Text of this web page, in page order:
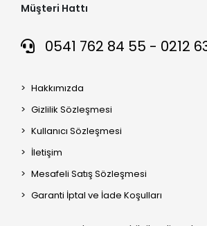
Müşteri Hattı
0541 762 84 55 - 0212
Hakkımızda
Gizlilik Sözleşmesi
Kullanıcı Sözleşmesi
İletişim
Mesafeli Satış Sözleşmesi
Garanti İptal ve İade Koşulları